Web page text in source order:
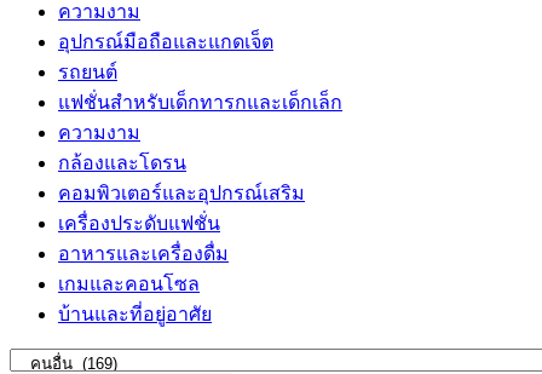
ความงาม
อุปกรณ์มือถือและแกดเจ็ต
รถยนต์
แฟชั่นสำหรับเด็กทารกและเด็กเล็ก
ความงาม
กล้องและโดรน
คอมพิวเตอร์และอุปกรณ์เสริม
เครื่องประดับแฟชั่น
อาหารและเครื่องดื่ม
เกมและคอนโซล
บ้านและที่อยู่อาศัย